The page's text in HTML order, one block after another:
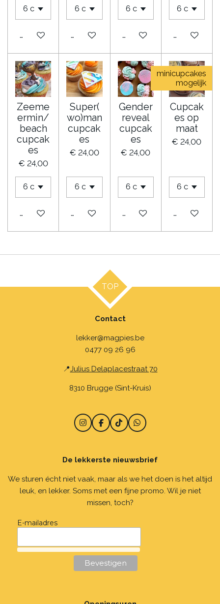
Bekijk details Bekijk details Bekijk details Bekijk details
Zeeme
ermin/
beach
cupcak
es
€ 24,00
Bekijk details
Super(
wo)man
cupcak
es
€ 24,00
Bekijk details
Gender
reveal
cupcak
es
€ 24,00
Bekijk details
minicupcakes
mogelijk
Cupcak
es op
maat
€ 24,00
Bekijk details
TOP
Contact
lekker@magpies.be
0477 09 26 96
📍Julius Delaplacestraat 70
8310 Brugge (Sint-Kruis)
I
n
a
r
m
F
a
b
o
T
i
o
W
h
s
p
De lekkerste nieuwsbrief
We sturen écht niet vaak, maar als we het doen is het altijd
leuk, en lekker. Soms met een fijne promo. Wil je niet
missen, toch?
E-mailadres